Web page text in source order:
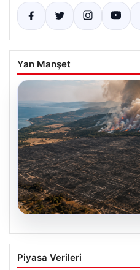
Yan Manşet
07.08.2026
Yaklaşık 758 futbol
büyüklüğünde…
Piyasa Verileri